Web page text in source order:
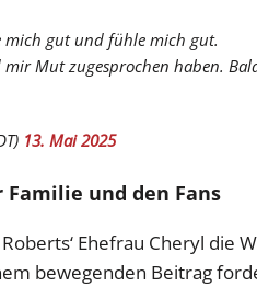
mich gut und fühle mich gut.
Mut zugesprochen haben.
13. Mai 2025
und den Fans
Ehefrau Cheryl die
bewegenden Beitrag